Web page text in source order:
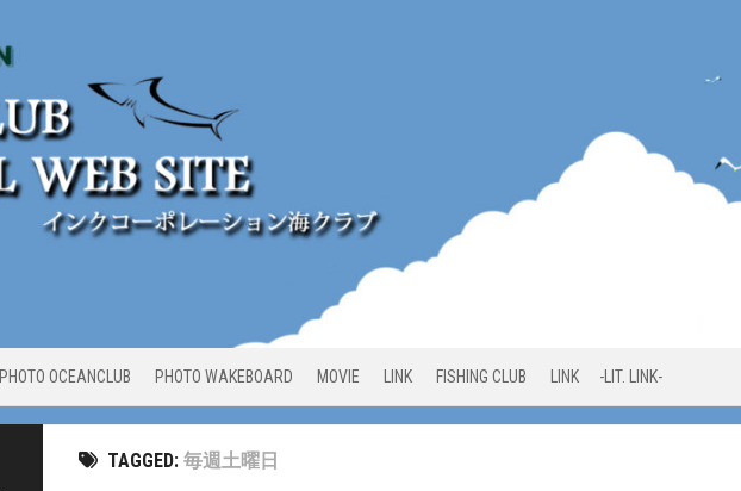
PHOTO OCEANCLUB PHOTO WAKEBOARD MOVIE LINK FISHING CLUB LINK -LIT. LINK-
TAGGED: 毎週土曜日